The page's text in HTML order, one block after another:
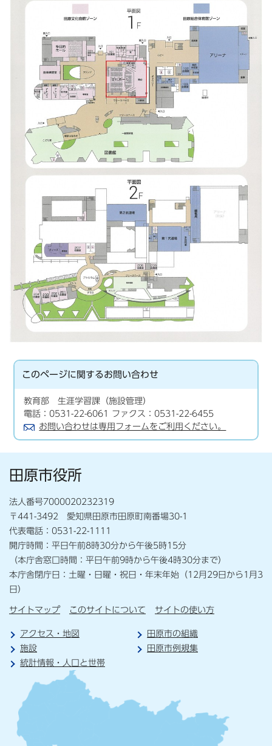
このページに関するお問い合わせ
教育部 生涯学習課（施設管理）
電話：0531-22-6061 ファクス：0531-22-6455
お問い合わせは専用フォームをご利用ください。
田原市役所
法人番号7000020232319
〒441-3492 愛知県田原市田原町南番場30-1
代表電話：0531-22-1111
開庁時間：平日午前8時30分から午後5時15分
（本庁舎窓口時間：平日午前9時から午後4時30分まで）
本庁舎閉庁日：土曜・日曜・祝日・年末年始（12月29日から1月3
日）
サイトマップ このサイトについて サイトの使い方
アクセス・地図
田原市の組織
施設
田原市例規集
統計情報・人口と世帯